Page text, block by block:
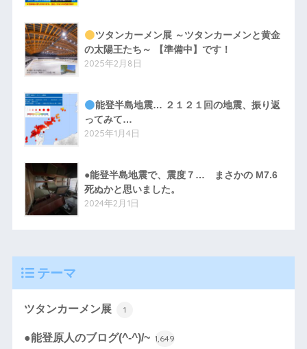
ツタンカーメン展 ～ツタンカーメンと黄金
の太陽王たち～ 【準備中】です！
2025年2月8日
能登半島地震… ２１２１回の地震、振り返
ってみて…
2025年1月4日
●能登半島地震で、震度７… まさかの M7.6
死ぬかと思いました。
2024年2月1日
テーマ
ツタンカーメン展 1
●能登原人のブログ(^-^)/~ 1,649